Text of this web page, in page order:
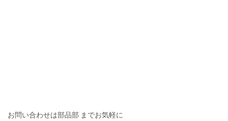
お問い合わせは部品部 までお気軽に